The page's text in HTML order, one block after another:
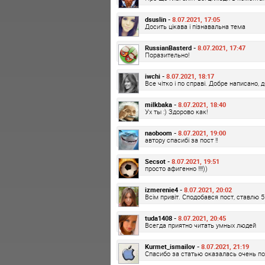
dsuslin - 8.07.2021, 17:05
Досить цікава і пізнавальна тема
RussianBasterd - 8.07.2021, 17:47
Поразительно!
iwchi - 8.07.2021, 18:17
Все чітко і по справі. Добре написано,
milkbaka - 8.07.2021, 18:40
Ух ты :) Здорово как!
naoboom - 8.07.2021, 19:00
автору спасибі за пост !!
Secsot - 8.07.2021, 19:51
просто афигенно !!!!))
izmerenie4 - 8.07.2021, 20:02
Всім привіт. Сподобався пост, ставлю 5
tuda1408 - 8.07.2021, 20:45
Всегда приятно читать умных людей
Kurmet_ismailov - 8.07.2021, 21:19
Спасибо за статью оказалась очень